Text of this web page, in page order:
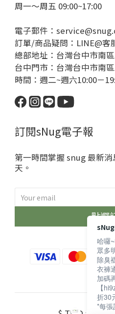
周一～周五 09:00~17:00
電子郵件：
訂單/商品疑問： LINE@客
總部地址：台灣台中市南
台中門市：台灣台中市南
時間：週二~週六10:00－
訂閱sNug電子報
第一時間掌握 snug 最新
天。
點選
哈囉
眾多
除臭
衣褲
加碼
【
折30
*每